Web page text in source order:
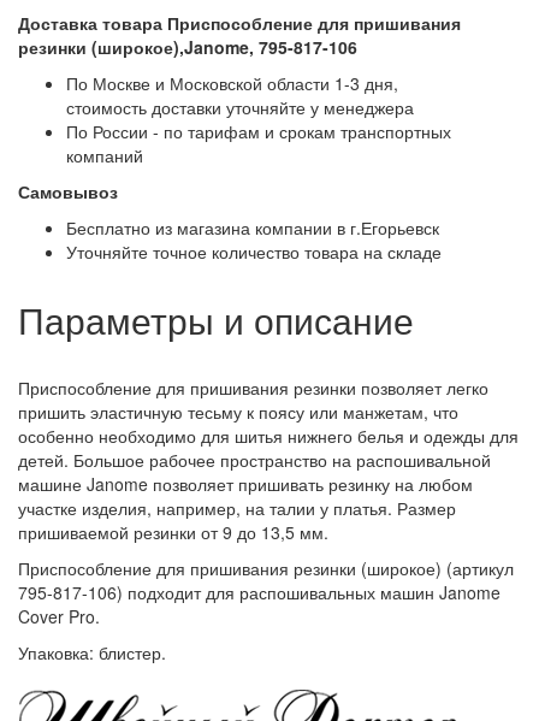
Доставка товара Приспособление для пришивания
резинки (широкое),Janome, 795-817-106
По Москве и Московской области 1-3 дня,
стоимость доставки уточняйте у менеджера
По России - по тарифам и срокам транспортных
компаний
Самовывоз
Бесплатно из магазина компании в г.Егорьевск
Уточняйте точное количество товара на складе
Параметры и описание
Приспособление для пришивания резинки позволяет легко
пришить эластичную тесьму к поясу или манжетам, что
особенно необходимо для шитья нижнего белья и одежды для
детей. Большое рабочее пространство на распошивальной
машине Janome позволяет пришивать резинку на любом
участке изделия, например, на талии у платья. Размер
пришиваемой резинки от 9 до 13,5 мм.
Приспособление для пришивания резинки (широкое) (артикул
795-817-106) подходит для распошивальных машин Janome
Cover Pro.
Упаковка: блистер.